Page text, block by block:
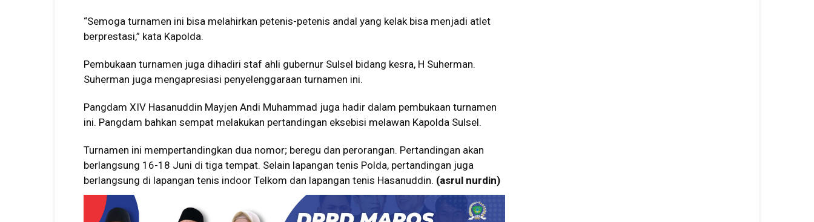
“Semoga turnamen ini bisa melahirkan petenis-petenis andal yang kelak bisa menjadi atlet
berprestasi,” kata Kapolda.
Pembukaan turnamen juga dihadiri staf ahli gubernur Sulsel bidang kesra, H Suherman.
Suherman juga mengapresiasi penyelenggaraan turnamen ini.
Pangdam XIV Hasanuddin Mayjen Andi Muhammad juga hadir dalam pembukaan turnamen
ini. Pangdam bahkan sempat melakukan pertandingan eksebisi melawan Kapolda Sulsel.
Turnamen ini mempertandingkan dua nomor; beregu dan perorangan. Pertandingan akan
berlangsung 16-18 Juni di tiga tempat. Selain lapangan tenis Polda, pertandingan juga
berlangsung di lapangan tenis indoor Telkom dan lapangan tenis Hasanuddin. (asrul nurdin)